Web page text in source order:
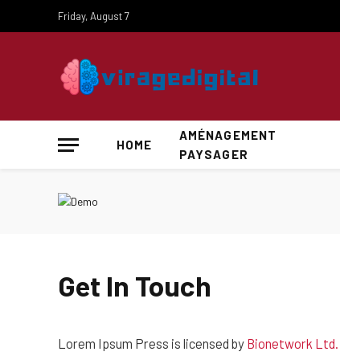
Friday, August 7
HOME
AMÉNAGEMENT
PAYSAGER
Get In Touch
Lorem Ipsum Press is licensed by Bionetwork Ltd.